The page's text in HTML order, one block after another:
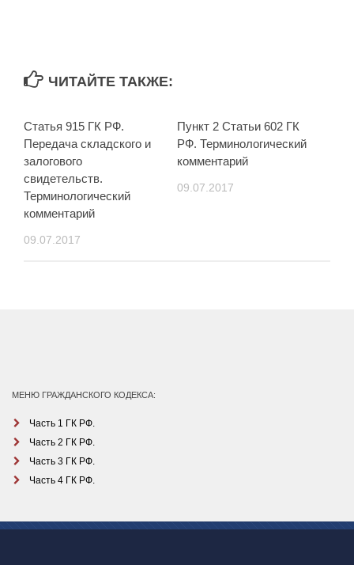
ЧИТАЙТЕ ТАКЖЕ:
Статья 915 ГК РФ.
Передача складского и
залогового
свидетельств.
Терминологический
комментарий
09.07.2017
Пункт 2 Статьи 602 ГК
РФ. Терминологический
комментарий
09.07.2017
МЕНЮ ГРАЖДАНСКОГО КОДЕКСА:
Часть 1 ГК РФ.
Часть 2 ГК РФ.
Часть 3 ГК РФ.
Часть 4 ГК РФ.